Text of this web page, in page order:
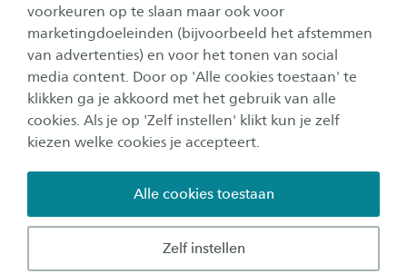
voorkeuren op te slaan maar ook voor
marketingdoeleinden (bijvoorbeeld het afstemmen
van advertenties) en voor het tonen van social
media content. Door op 'Alle cookies toestaan' te
klikken ga je akkoord met het gebruik van alle
cookies. Als je op 'Zelf instellen' klikt kun je zelf
kiezen welke cookies je accepteert.
Zelf instellen
Alle cookies toestaan
tonen
Wilminktheater Enschede
biedt vanaf vandaag
studieplekken aan
Auteur:
Nadi Egbers
Publicatiedatum:
2 september 2024 Leestijd: Minuten
Zoek je een plek om te studeren in Enschede?
De ruime foyer van het Wilminktheater in
Enschede is van maandag tot en met vrijdag